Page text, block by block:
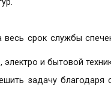
срок службы
и бытовой
задачу благодаря